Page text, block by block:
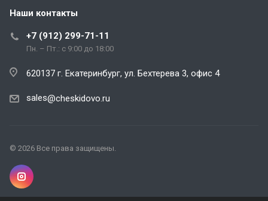
Наши контакты
+7 (912) 299-71-11
Пн. – Пт.: с 9:00 до 18:00
620137 г. Екатеринбург, ул. Бехтерева 3, офис 4
sales@cheskidovo.ru
© 2026 Все права защищены.